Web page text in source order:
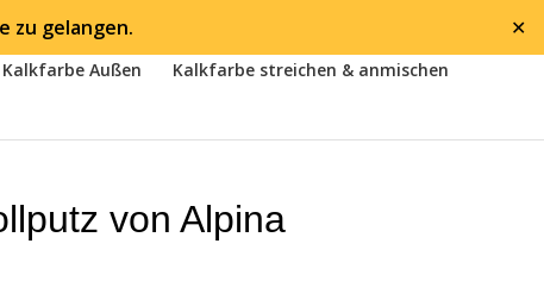
zu gelangen. ✕
Kalkfarbe Außen Kalkfarbe streichen & anmischen
von Alpina